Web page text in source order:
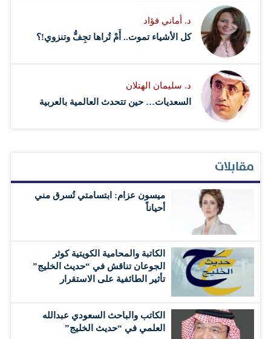
د. أماني فؤاد
كل الأشياء تموت.. أَمْ تُراها تجِفُّ وتنزوي!؟
د. سليمان الهتلان
السعديات… حين تتحدث العالمية بالعربية
مقابلات
ميسون عزام: ابتسامتي تُسرق مني
أحياناً
الكاتبة والمحامية الكويتية كوثر
الجوعان تناقش في “حديث الخليج”
تأثير الطائفية على الاستقرار
الكاتب والباحث السعودي عبدالله
العلمي في “حديث الخليج”